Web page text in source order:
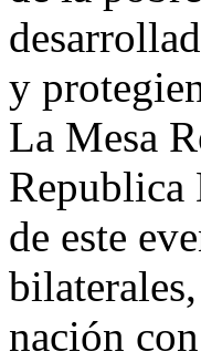
y
La Mesa
Republica
de este
nación